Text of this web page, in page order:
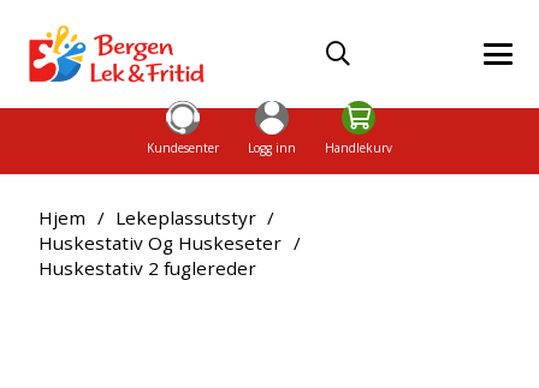
Kundesenter Logg inn Handlekurv
Hjem / Lekeplassutstyr /
Huskestativ Og Huskeseter /
Huskestativ 2 fuglereder